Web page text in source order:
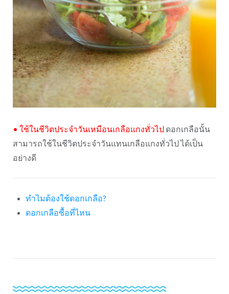
• ใช้ในชีวิตประจำวันเหมือนเกลือแกงทั่วไป ดอกเกลือนั้น
สามารถใช้ในชีวิตประจำวันแทนเกลือแกงทั่วไป ได้เป็น
อย่างดี
ทำไมต้องใช้ดอกเกลือ?
ดอกเกลือซื้อที่ไหน